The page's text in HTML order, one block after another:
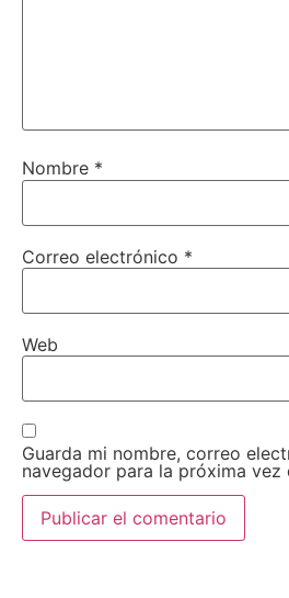
Nombre *
Correo electrónico *
Web
Guarda mi nombre, correo
navegador para la próxima vez